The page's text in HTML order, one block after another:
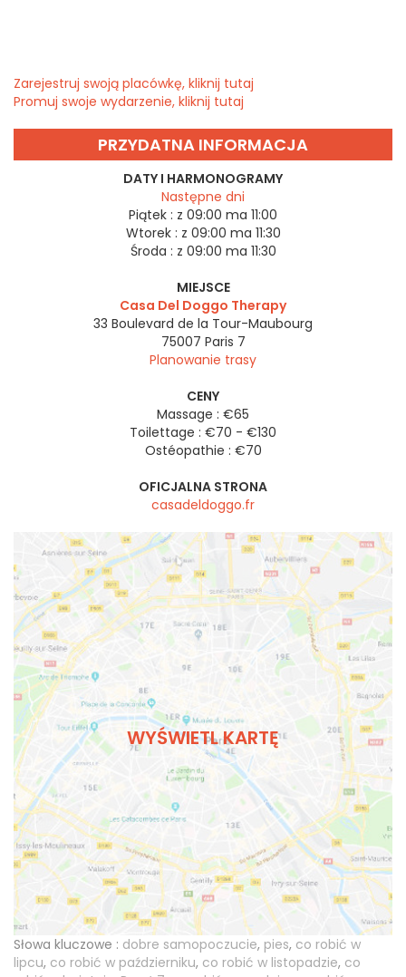
Zarejestruj swoją placówkę, kliknij tutaj
Promuj swoje wydarzenie, kliknij tutaj
PRZYDATNA INFORMACJA
DATY I HARMONOGRAMY
Następne dni
Piątek : z 09:00 ma 11:00
Wtorek : z 09:00 ma 11:30
Środa : z 09:00 ma 11:30
MIEJSCE
Casa Del Doggo Therapy
33 Boulevard de la Tour-Maubourg
75007 Paris 7
Planowanie trasy
CENY
Massage : €65
Toilettage : €70 - €130
Ostéopathie : €70
OFICJALNA STRONA
casadeldoggo.fr
WYŚWIETL KARTĘ
Słowa kluczowe : dobre samopoczucie, pies, co robić w
lipcu, co robić w październiku, co robić w listopadzie, co